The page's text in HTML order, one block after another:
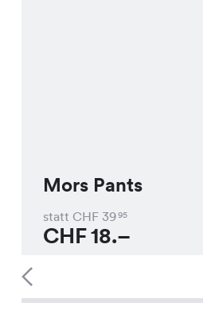
Mors Pants
statt CHF 3995
CHF18.–